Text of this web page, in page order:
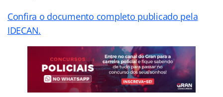
Confira o documento completo publicado pela
IDECAN.